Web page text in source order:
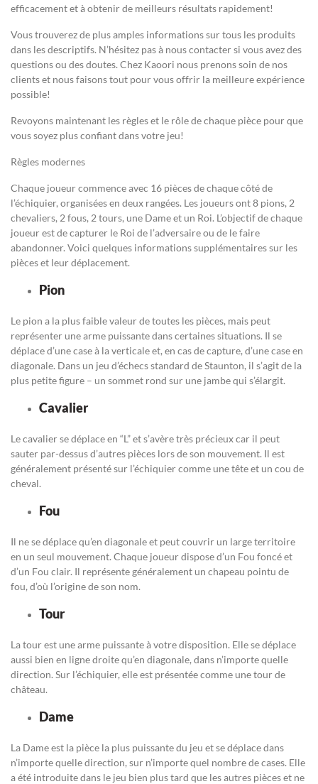
efficacement et à obtenir de meilleurs résultats rapidement!
Vous trouverez de plus amples informations sur tous les produits
dans les descriptifs. N’hésitez pas à nous contacter si vous avez des
questions ou des doutes. Chez Kaoori nous prenons soin de nos
clients et nous faisons tout pour vous offrir la meilleure expérience
possible!
Revoyons maintenant les règles et le rôle de chaque pièce pour que
vous soyez plus confiant dans votre jeu!
Règles modernes
Chaque joueur commence avec 16 pièces de chaque côté de
l’échiquier, organisées en deux rangées. Les joueurs ont 8 pions, 2
chevaliers, 2 fous, 2 tours, une Dame et un Roi. L’objectif de chaque
joueur est de capturer le Roi de l’adversaire ou de le faire
abandonner. Voici quelques informations supplémentaires sur les
pièces et leur déplacement.
Pion
Le pion a la plus faible valeur de toutes les pièces, mais peut
représenter une arme puissante dans certaines situations. Il se
déplace d’une case à la verticale et, en cas de capture, d’une case en
diagonale. Dans un jeu d’échecs standard de Staunton, il s’agit de la
plus petite figure – un sommet rond sur une jambe qui s’élargit.
Cavalier
Le cavalier se déplace en “L” et s’avère très précieux car il peut
sauter par-dessus d’autres pièces lors de son mouvement. Il est
généralement présenté sur l’échiquier comme une tête et un cou de
cheval.
Fou
Il ne se déplace qu’en diagonale et peut couvrir un large territoire
en un seul mouvement. Chaque joueur dispose d’un Fou foncé et
d’un Fou clair. Il représente généralement un chapeau pointu de
fou, d’où l’origine de son nom.
Tour
La tour est une arme puissante à votre disposition. Elle se déplace
aussi bien en ligne droite qu’en diagonale, dans n’importe quelle
direction. Sur l’échiquier, elle est présentée comme une tour de
château.
Dame
La Dame est la pièce la plus puissante du jeu et se déplace dans
n’importe quelle direction, sur n’importe quel nombre de cases. Elle
a été introduite dans le jeu bien plus tard que les autres pièces et ne